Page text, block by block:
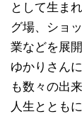
として生ま
グ場、ショ
業などを展
ゆかりさん
も数々の出
人生ととも